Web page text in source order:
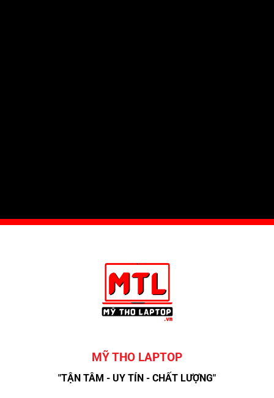
MỸ THO LAPTOP
"TẬN TÂM - UY TÍN - CHẤT LƯỢNG"